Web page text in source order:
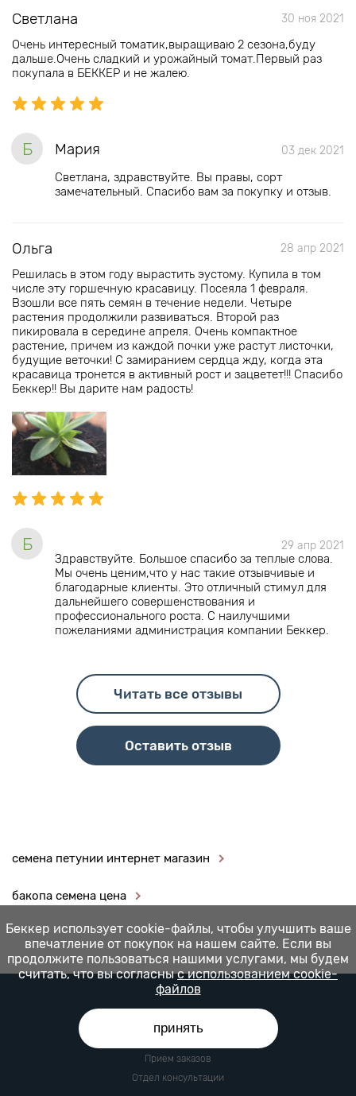
Светлана 30 ноя 2021
Очень интересный томатик,выращиваю 2 сезона,буду
дальше.Очень сладкий и урожайный томат.Первый раз
покупала в БЕККЕР и не жалею.
Б Мария 03 дек 2021
Светлана, здравствуйте. Вы правы, сорт
замечательный. Спасибо вам за покупку и отзыв.
Ольга 28 апр 2021
Решилась в этом году вырастить эустому. Купила в том
числе эту горшечную красавицу. Посеяла 1 февраля.
Взошли все пять семян в течение недели. Четыре
растения продолжили развиваться. Второй раз
пикировала в середине апреля. Очень компактное
растение, причем из каждой почки уже растут листочки,
будущие веточки! С замиранием сердца жду, когда эта
красавица тронется в активный рост и зацветет!!! Спасибо
Беккер!! Вы дарите нам радость!
Б 29 апр 2021
Здравствуйте. Большое спасибо за теплые слова.
Мы очень ценим,что у нас такие отзывчивые и
благодарные клиенты. Это отличный стимул для
дальнейшего совершенствования и
профессионального роста. С наилучшими
пожеланиями администрация компании Беккер.
Читать все отзывы
Оставить отзыв
семена петунии интернет магазин
бакопа семена цена
Прием заказов
Отдел консультации
Беккер использует cookie-файлы, чтобы улучшить ваше
впечатление от покупок на нашем сайте. Если вы
продолжите пользоваться нашими услугами, мы будем
считать, что вы согласны с использованием cookie-
файлов
принять